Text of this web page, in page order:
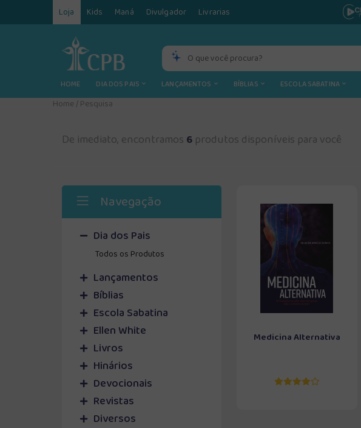
Loja Kids Maná Divulgador Livrarias
HOME DIA DOS PAIS LANÇAMENTOS BÍBLIAS ESCOLA SABATINA
Home /Pesquisa
De imediato, encontramos 6 produtos disponíveis para você
Navegação
Dia dos Pais
Todos os Produtos
Lançamentos
Bíblias
Escola Sabatina
Ellen White
Livros
Hinários
Devocionais
Revistas
Diversos
Medicina Alternativa